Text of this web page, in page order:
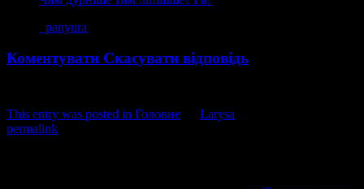
panyura
Коментувати Скасувати відповідь
This entry was posted in Головне Larysa
permalink